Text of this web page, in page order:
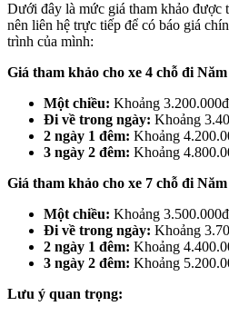
Dưới đây là mức giá tham khảo được
nên liên hệ trực tiếp để có báo giá
trình của mình:
Giá tham khảo cho xe 4 chỗ đi
Một chiều: Khoảng
Đi về trong ngày: Khoảng
2 ngày 1 đêm: Khoảng
3 ngày 2 đêm: Khoảng
Giá tham khảo cho xe 7 chỗ đi
Một chiều: Khoảng
Đi về trong ngày: Khoảng
2 ngày 1 đêm: Khoảng
3 ngày 2 đêm: Khoảng
Lưu ý quan trọng: